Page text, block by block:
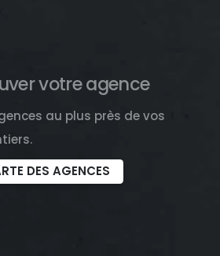
votre agence
au plus près de vos
DES AGENCES